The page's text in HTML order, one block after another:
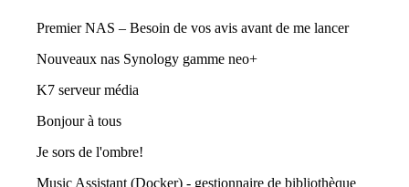
Premier NAS – Besoin de vos avis avant de me lancer
Nouveaux nas Synology gamme neo+
K7 serveur média
Bonjour à tous
Je sors de l'ombre!
Music Assistant (Docker) - gestionnaire de bibliothèque